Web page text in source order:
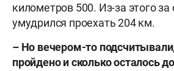
километров 500. Из-за этого за
умудрился проехать 204 км.
– Но вечером-то
пройдено и сколько осталось